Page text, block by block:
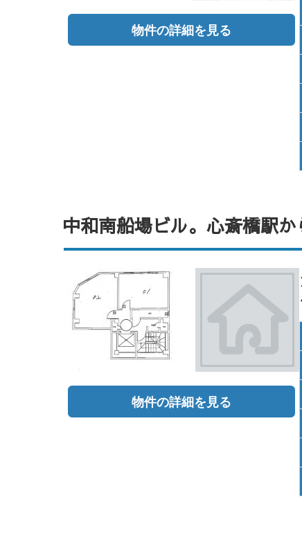
物件の詳細を見る
中和南船場ビル。心斎橋駅か
物件の詳細を見る